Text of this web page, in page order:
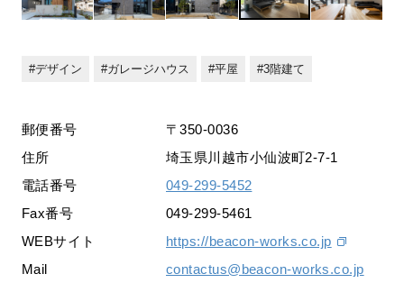
デザイン ガレージハウス 平屋 3階建て
郵便番号
〒350-0036
住所
埼玉県川越市小仙波町2-7-1
電話番号
049-299-5452
Fax番号
049-299-5461
WEBサイト
https://beacon-works.co.jp
Mail
contactus@beacon-works.co.jp